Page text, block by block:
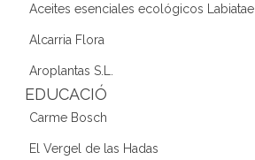
Aceites esenciales ecológicos Labiatae
Alcarria Flora
Aroplantas S.L.
EDUCACIÓ
Carme Bosch
El Vergel de las Hadas